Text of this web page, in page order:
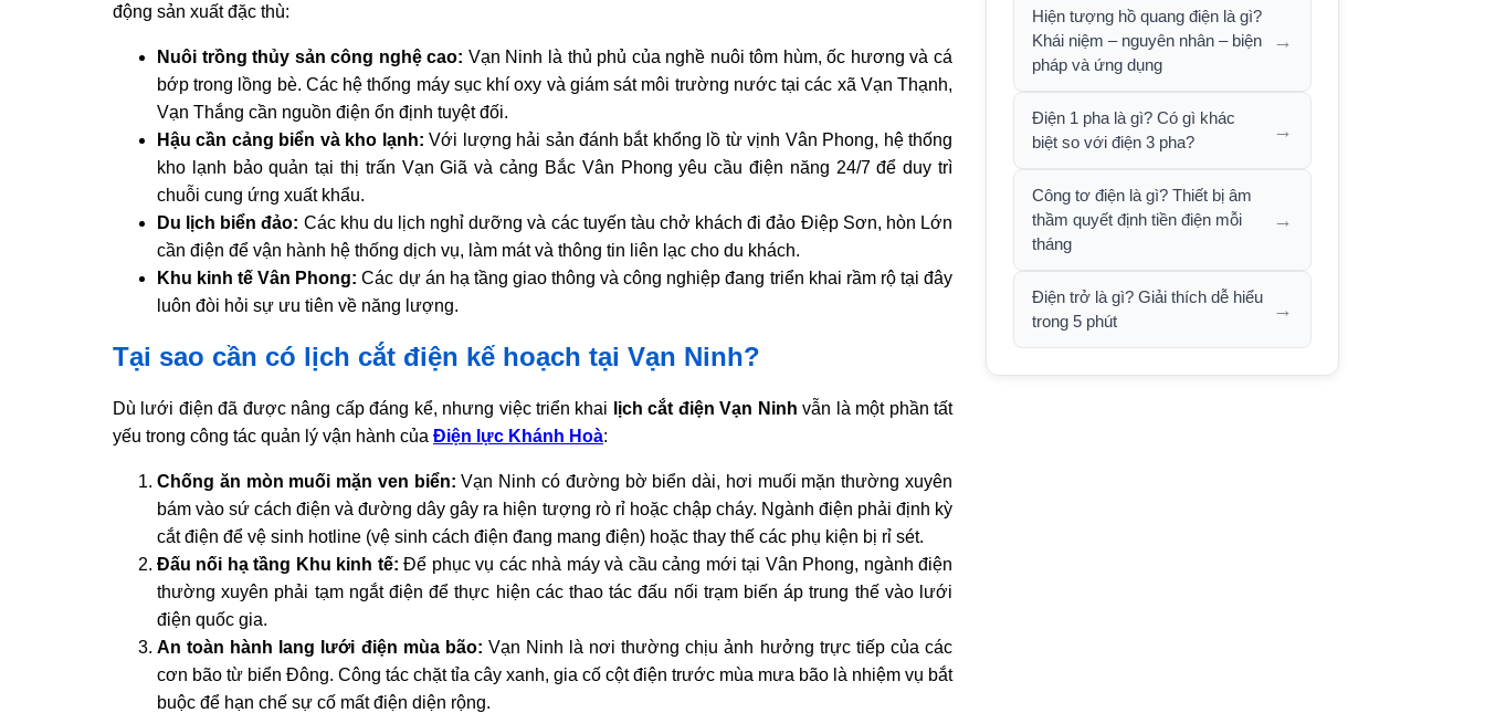
động sản xuất đặc thù:
Nuôi trồng thủy sản công nghệ cao: Vạn Ninh là thủ phủ của nghề nuôi tôm hùm, ốc hương và cá
bớp trong lồng bè. Các hệ thống máy sục khí oxy và giám sát môi trường nước tại các xã Vạn Thạnh,
Vạn Thắng cần nguồn điện ổn định tuyệt đối.
Hậu cần cảng biển và kho lạnh: Với lượng hải sản đánh bắt khổng lồ từ vịnh Vân Phong, hệ thống
kho lạnh bảo quản tại thị trấn Vạn Giã và cảng Bắc Vân Phong yêu cầu điện năng 24/7 để duy trì
chuỗi cung ứng xuất khẩu.
Du lịch biển đảo: Các khu du lịch nghỉ dưỡng và các tuyến tàu chở khách đi đảo Điệp Sơn, hòn Lớn
cần điện để vận hành hệ thống dịch vụ, làm mát và thông tin liên lạc cho du khách.
Khu kinh tế Vân Phong: Các dự án hạ tầng giao thông và công nghiệp đang triển khai rầm rộ tại đây
luôn đòi hỏi sự ưu tiên về năng lượng.
Tại sao cần có lịch cắt điện kế hoạch tại Vạn Ninh?
Dù lưới điện đã được nâng cấp đáng kể, nhưng việc triển khai lịch cắt điện Vạn Ninh vẫn là một phần tất
yếu trong công tác quản lý vận hành của Điện lực Khánh Hoà:
Chống ăn mòn muối mặn ven biển: Vạn Ninh có đường bờ biển dài, hơi muối mặn thường xuyên
bám vào sứ cách điện và đường dây gây ra hiện tượng rò rỉ hoặc chập cháy. Ngành điện phải định kỳ
cắt điện để vệ sinh hotline (vệ sinh cách điện đang mang điện) hoặc thay thế các phụ kiện bị rỉ sét.
Đấu nối hạ tầng Khu kinh tế: Để phục vụ các nhà máy và cầu cảng mới tại Vân Phong, ngành điện
thường xuyên phải tạm ngắt điện để thực hiện các thao tác đấu nối trạm biến áp trung thế vào lưới
điện quốc gia.
An toàn hành lang lưới điện mùa bão: Vạn Ninh là nơi thường chịu ảnh hưởng trực tiếp của các
cơn bão từ biển Đông. Công tác chặt tỉa cây xanh, gia cố cột điện trước mùa mưa bão là nhiệm vụ bắt
buộc để hạn chế sự cố mất điện diện rộng.
Hiện tượng hồ quang điện là gì?
Khái niệm – nguyên nhân – biện
pháp và ứng dụng
→
Điện 1 pha là gì? Có gì khác
biệt so với điện 3 pha?
→
Công tơ điện là gì? Thiết bị âm
thầm quyết định tiền điện mỗi
tháng
→
Điện trở là gì? Giải thích dễ hiểu
trong 5 phút
→